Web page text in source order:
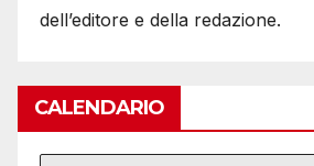
dell’editore e della redazione.
CALENDARIO